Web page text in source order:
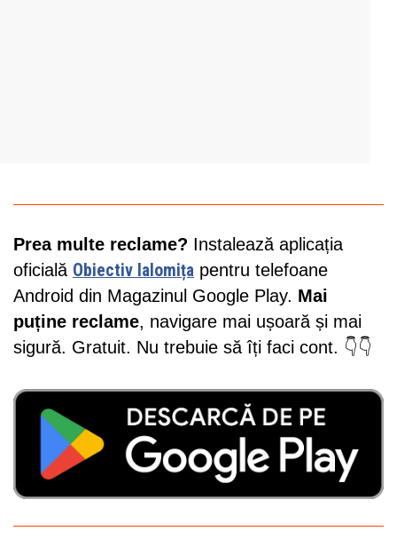
Prea multe reclame? Instalează aplicația
oficială Obiectiv Ialomița pentru telefoane
Android din Magazinul Google Play. Mai
puține reclame, navigare mai ușoară și mai
sigură. Gratuit. Nu trebuie să îți faci cont. 👇👇